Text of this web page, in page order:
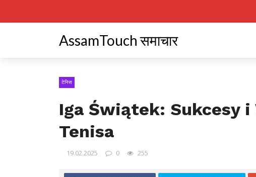
AssamTouch समाचार
टेनिस
Iga Świątek: Sukcesy
Tenisa
19.02.2025 0 255